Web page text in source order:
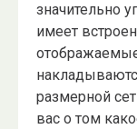
значительно
имеет
размерной
вас о том